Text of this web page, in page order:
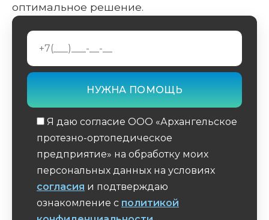
оптимальное решение.
Я даю согласие ООО «Архангельское
протезно-ортопедическое
предприятие» на обработку моих
персональных данных на условиях
согласия и подтверждаю
ознакомление с политикой